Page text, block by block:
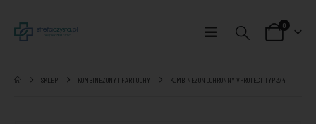
0
SKLEP KOMBINEZONY I FARTUCHY KOMBINEZON OCHRONNY VPROTECT TYP 3/4